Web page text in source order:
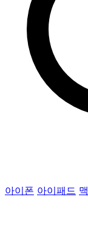
아이폰 아이패드 맥